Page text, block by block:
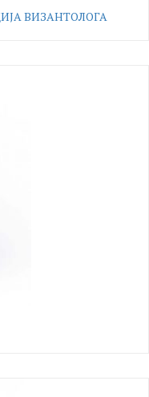
ВИЗАНТОЛОГА